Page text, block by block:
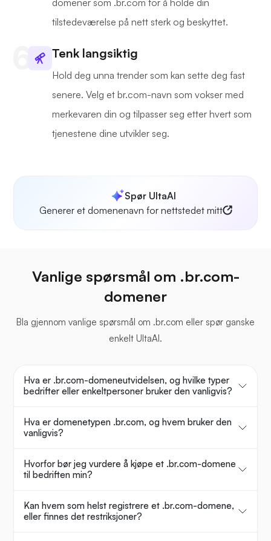
domener som .br.com for å holde din
tilstedeværelse på nett sterk og beskyttet.
Tenk langsiktig
Hold deg unna trender som kan sette deg fast
senere. Velg et br.com-navn som vokser med
merkevaren din og tilpasser seg etter hvert som
tjenestene dine utvikler seg.
Spør UltaAI
Generer et domenenavn for nettstedet mitt
Vanlige spørsmål om .br.com-
domener
Bla gjennom vanlige spørsmål om .br.com eller spør ganske
enkelt UltaAI.
Hva er .br.com-domeneutvidelsen, og hvilke typer
bedrifter eller enkeltpersoner bruker den vanligvis?
Hva er domenetypen .br.com, og hvem bruker den
vanligvis?
Hvorfor bør jeg vurdere å kjøpe et .br.com-domene
til bedriften min?
Kan hvem som helst registrere et .br.com-domene,
eller finnes det restriksjoner?